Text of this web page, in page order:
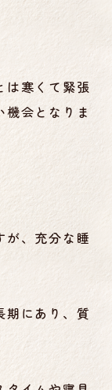
寒くて緊張
機会となりま
が、充分な睡
あり、質